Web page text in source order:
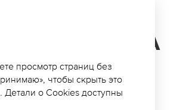
КОНКУРС НА
просмотр страниц без
чтобы скрыть это
о Cookies доступны